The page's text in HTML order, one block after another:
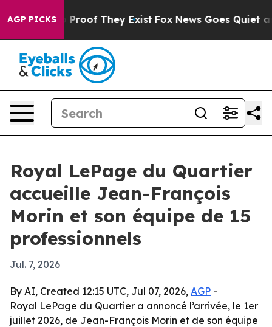
AGP PICKSno Proof They Exist Fox News Goes Quiet as
Royal LePage du Quartier
accueille Jean-François
Morin et son équipe de 15
professionnels
Jul. 7, 2026
By AI, Created 12:15 UTC, Jul 07, 2026, AGP -
Royal LePage du Quartier a annoncé l’arrivée, le 1er
juillet 2026, de Jean-François Morin et de son équipe